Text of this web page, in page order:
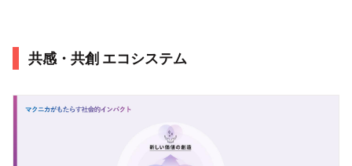
共感・共創 エコシステム